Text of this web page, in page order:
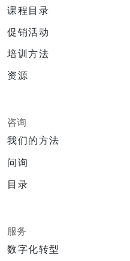
课程目录
促销活动
培训方法
资源
咨询
我们的方法
问询
目录
服务
数字化转型